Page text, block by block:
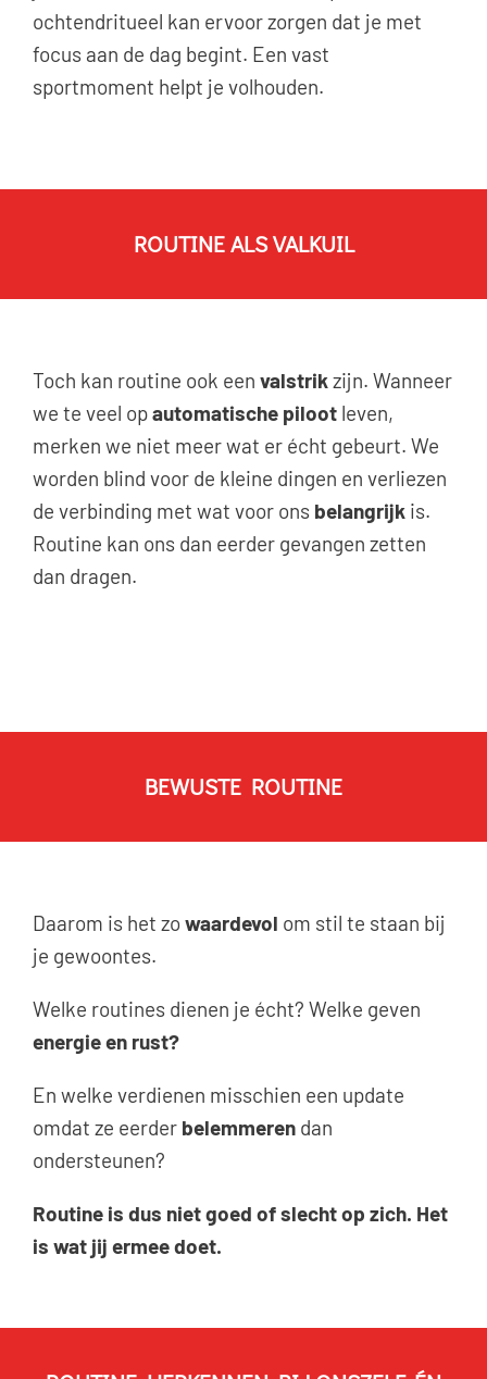
ochtendritueel kan ervoor zorgen dat je met
focus aan de dag begint. Een vast
sportmoment helpt je volhouden.
ROUTINE ALS VALKUIL
Toch kan routine ook een valstrikzijn. Wanneer
we te veel opautomatische piloot leven,
merken we niet meer wat er écht gebeurt. We
worden blind voor de kleine dingen en verliezen
de verbinding met wat voor ons belangrijk is.
Routine kan ons dan eerder gevangen zetten
dan dragen.
BEWUSTE ROUTINE
Daarom is het zo waardevol om stil te staan bij
je gewoontes.
Welke routines dienen je écht? Welke geven
energie en rust?
En welke verdienen misschien een update
omdat ze eerder belemmeren dan
ondersteunen?
Routine is dus niet goed of slecht op zich. Het
is wat jij ermee doet.